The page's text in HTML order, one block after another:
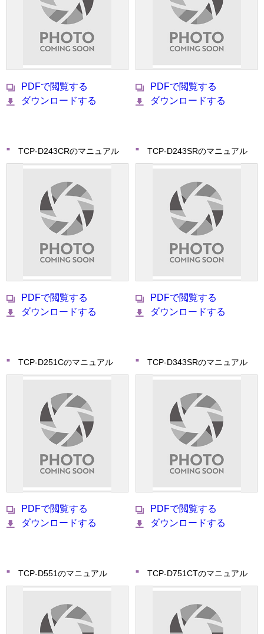
PDFで閲覧する
ダウンロードする
PDFで閲覧する
ダウンロードする
TCP-D243CRのマニュアル
PDFで閲覧する
ダウンロードする
TCP-D243SRのマニュアル
PDFで閲覧する
ダウンロードする
TCP-D251Cのマニュアル
PDFで閲覧する
ダウンロードする
TCP-D343SRのマニュアル
PDFで閲覧する
ダウンロードする
TCP-D551のマニュアル TCP-D751CTのマニュアル